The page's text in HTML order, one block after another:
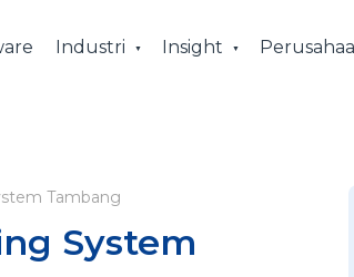
Industri Insight
Tambang
System